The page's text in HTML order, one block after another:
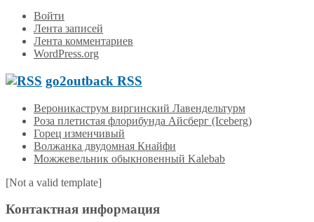
Войти
Лента записей
Лента комментариев
WordPress.org
go2outback RSS
Вероникаструм виргинский Лавендельтурм
Роза плетистая флорибунда Айсберг (Iceberg)
Горец изменчивый
Волжанка двудомная Кнайфи
Можжевельник обыкновенный Kalebab
[Not a valid template]
Контактная информация